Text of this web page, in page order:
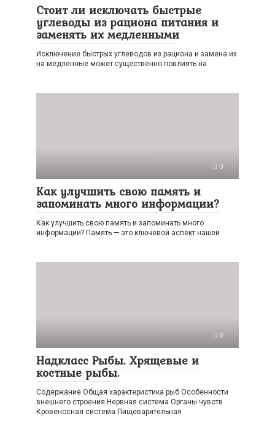
Стоит ли исключать быстрые
углеводы из рациона питания и
заменять их медленными
Исключение быстрых углеводов из рациона и замена их
на медленные может существенно повлиять на
0
Как улучшить свою память и
запоминать много информации?
Как улучшить свою память и запоминать много
информации? Память — это ключевой аспект нашей
0
Надкласс Рыбы. Хрящевые и
костные рыбы.
Содержание Общая характеристика рыб Особенности
внешнего строения Нервная система Органы чувств
Кровеносная система Пищеварительная